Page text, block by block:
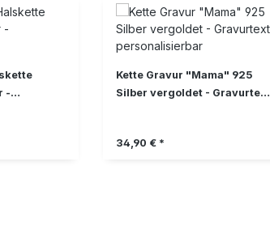
-
Kette Gravur "Mama" 925
Silber vergoldet - Gravurtext
Regulärer Preis:
34,90 € *